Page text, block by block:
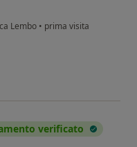
Lembo • prima visita
Nobike
verificato